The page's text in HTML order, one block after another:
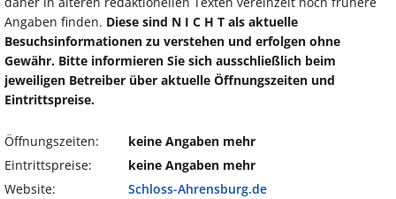
Angaben finden. Diese sind N I C H T als aktuelle
Besuchsinformationen zu verstehen und erfolgen ohne
Gewähr. Bitte informieren Sie sich ausschließlich beim
jeweiligen Betreiber über aktuelle Öffnungszeiten und
Eintrittspreise.
Öffnungszeiten:
keine Angaben mehr
Eintrittspreise:
keine Angaben mehr
Website:
Schloss-Ahrensburg.de